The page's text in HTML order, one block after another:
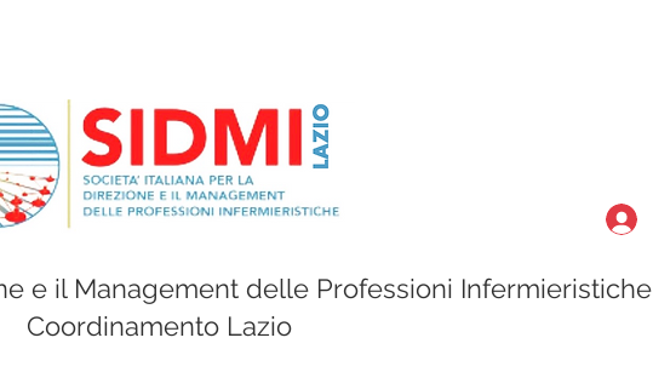
e il Management delle Professioni Infermieristiche
Coordinamento Lazio